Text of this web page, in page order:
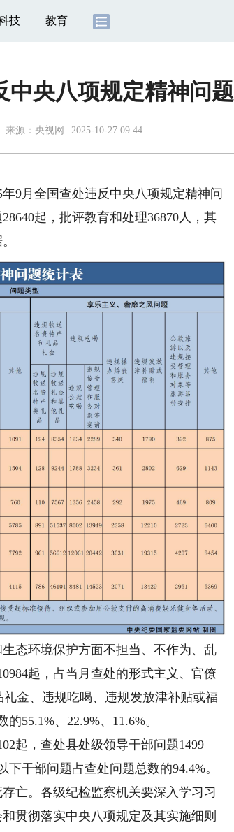
技 教育
中央八项规定精神问
来源： 央视网 2025-10-27 09:44
9月全国查处违反中央八项规定精神问
起，批评教育和处理36870人，其
态环境保护方面不担当、不作为、乱
起，占当月查处的形式主义、官僚
金、违规吃喝、违规发放津补贴或福
55.1%、22.9%、11.6%。
起，查处县处级领导干部问题1499
干部问题占查处问题总数的94.4%。
。各级纪检监察机关要深入学习习
贯彻落实中央八项规定及其实施细则